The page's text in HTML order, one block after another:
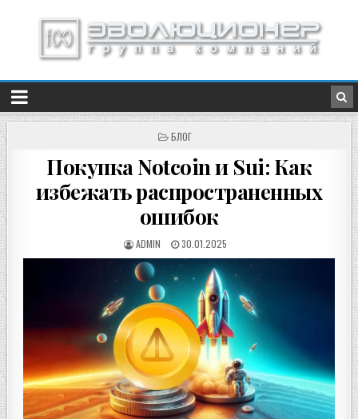
ОПУБЛИКОВАНО
БЛОГ
Покупка Notcoin и Sui: Как
избежать распространенных
ошибок
ADMIN 30.01.2025